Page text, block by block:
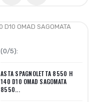
(0/5):
ASTA SPAGNOLETTA 8550 H
140 D10 OMAD SAGOMATA
8550...